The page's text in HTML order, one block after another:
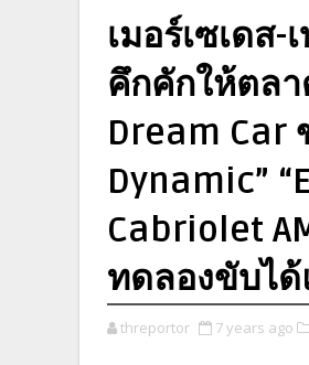
เมอร์เซเดส
คึกคักให้ตล
Dream Car
Dynamic”
Cabriolet
ทดลองขับไ
threportor 7 years ago